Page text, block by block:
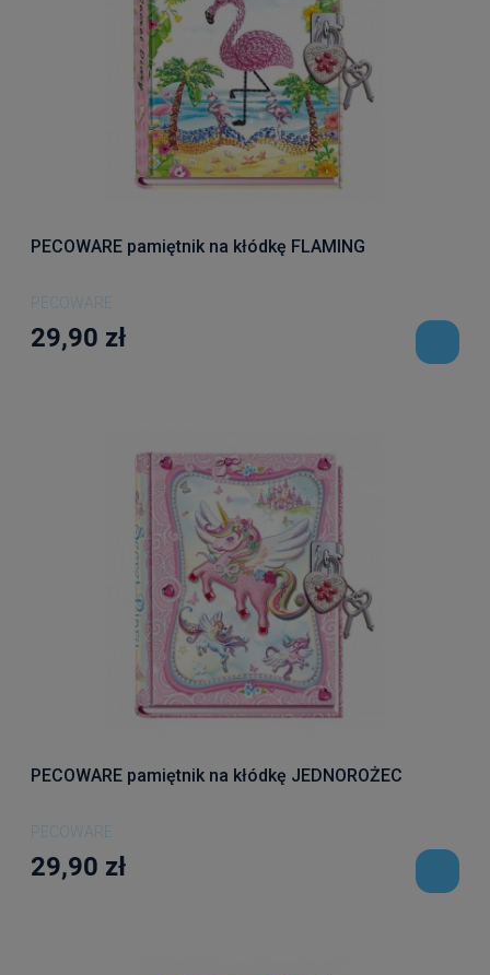
PECOWARE pamiętnik na kłódkę FLAMING
PECOWARE
29,90 zł
PECOWARE pamiętnik na kłódkę JEDNOROŻEC
PECOWARE
29,90 zł